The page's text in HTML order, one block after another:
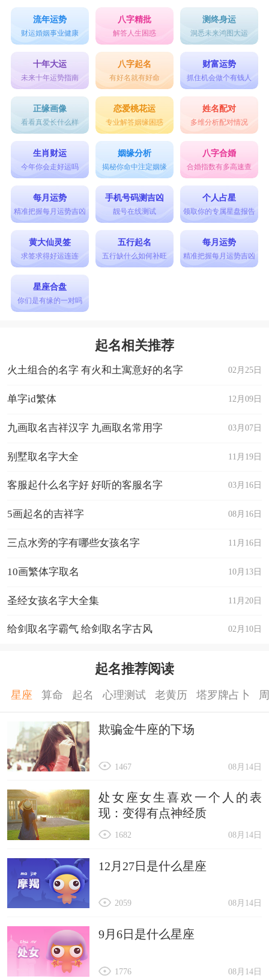
落梅长歌：落梅长歌，凄美离愁，孤独悲凉。
烟花弄梦：烟花如梦，弄影弄色，婉约动人。
云水醉心：云深水尽，醉美心境，意境悠远。
梦回山雾：梦回山谷，雾气缭绕，梦幻如画。
兰茗轩香：兰花香茗，轩舫幽香，淡雅清新。
水墨轻柔：水墨温柔，轻柔静逸，幽深悠远。
玉笛悠歌：玉笛吹响，悠扬歌声，如清泉流长。
红袖添香：红袖轻舞，添香时光，婉约缠绵。
雪山孤影：雪山高耸，孤影独立，静谧高远。
诗意淡雅的网名有哪些?其实有很多，我们可以看
看诗意淡雅的网名女，从中挑选喜欢的网名。
流年运势
财运婚姻事业健康
八字精批
解答人生困惑
测终身运
洞悉未来鸿图大运
十年大运
未来十年运势指南
八字起名
有好名就有好命
财富运势
抓住机会做个有钱人
正缘画像
看看真爱长什么样
恋爱桃花运
专业解答姻缘困惑
姓名配对
多维分析配对情况
生肖财运
今年你会走好运吗
姻缘分析
揭秘你命中注定姻缘
八字合婚
合婚指数有多高速查
每月运势
精准把握每月运势吉凶
手机号码测吉凶
靓号在线测试
个人占星
领取你的专属星盘报告
黄大仙灵签
求签求得好运连连
五行起名
五行缺什么如何补旺
每月运势
精准把握每月运势吉凶
星座合盘
你们是有缘的一对吗
起名相关推荐
02月25日
火土组合的名字 有火和土寓意好的名字
12月09日
单字id繁体
03月07日
九画取名吉祥汉字 九画取名常用字
11月19日
别墅取名字大全
03月16日
客服起什么名字好 好听的客服名字
08月16日
5画起名的吉祥字
11月16日
三点水旁的字有哪些女孩名字
10月13日
10画繁体字取名
11月20日
圣经女孩名字大全集
02月10日
给剑取名字霸气 给剑取名字古风
起名推荐阅读
星座 算命 起名 心理测试 老黄历 塔罗牌占卜
欺骗金牛座的下场
08月14日
1467
处女座女生喜欢一个人的表
现：变得有点神经质
08月14日
1682
12月27日是什么星座
08月14日
2059
9月6日是什么星座
08月14日
1776